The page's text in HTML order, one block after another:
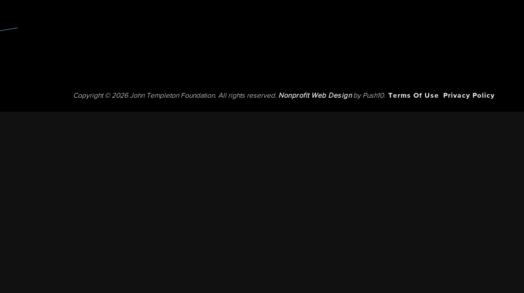
Copyright © 2026 John Templeton Foundation. All rights reserved. Nonprofit Web Designby Push10. Terms Of Use Privacy Policy